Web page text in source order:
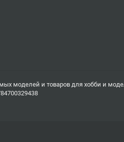
моделей и товаров для хобби и